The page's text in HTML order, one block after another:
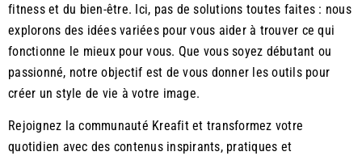
fitness et du bien-être. Ici, pas de solutions toutes faites : nous
explorons des idées variées pour vous aider à trouver ce qui
fonctionne le mieux pour vous. Que vous soyez débutant ou
passionné, notre objectif est de vous donner les outils pour
créer un style de vie à votre image.
Rejoignez la communauté Kreafit et transformez votre
quotidien avec des contenus inspirants, pratiques et